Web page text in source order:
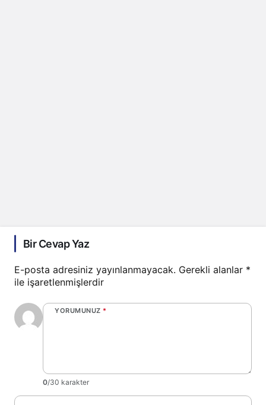
Bir Cevap Yaz
E-posta adresiniz yayınlanmayacak. Gerekli alanlar *
ile işaretlenmişlerdir
YORUMUNUZ *
0/30 karakter